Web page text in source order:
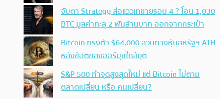
จับตา Strategy ส่อแววเทขายรอบ 4 ? โอน 1,030
BTC มูลค่าทะลุ 2 พันล้านบาท ออกจากกระเป๋า
Bitcoin ทรงตัว $64,000 สวนทางหุ้นสหรัฐฯ ATH
หลังข้อตกลงฮอร์มุซใกล้ยุติ
S&P 500 ทำจุดสูงสุดใหม่ แต่ Bitcoin ไม่ตาม
ตลาดเปลี่ยน หรือ คนเปลี่ยน?